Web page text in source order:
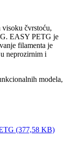
čvrstoću,
EASY PETG je
filamenta je
neprozirnim i
modela,
(377,58 KB)